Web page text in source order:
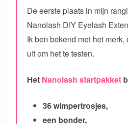
De eerste plaats in mijn
Nanolash DIY Eyelash
Ik ben bekend met het
uit om het te testen.
Het Nanolash startpakket
36 wimpertrosjes,
een bonder,